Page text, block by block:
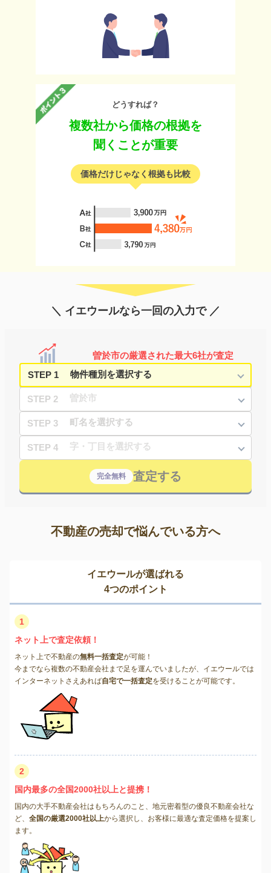
どうすれば？
複数社から価格の根拠を
聞くことが重要
価格だけじゃなく根拠も比較
＼ イエウールなら一回の入力で ／
曽於市の厳選された最大6社が査定
STEP 1
STEP 2
STEP 3
STEP 4
完全無料 査定する
不動産の売却で悩んでいる方へ
イエウールが選ばれる
4つのポイント
1
ネット上で査定依頼！
ネット上で不動産の無料一括査定が可能！
今までなら複数の不動産会社まで足を運んでいましたが、イエウールでは
インターネットさえあれば自宅で一括査定を受けることが可能です。
2
国内最多の全国2000社以上と提携！
国内の大手不動産会社はもちろんのこと、地元密着型の優良不動産会社な
ど、 全国の厳選2000社以上から選択し、お客様に最適な査定価格を提案し
ます。